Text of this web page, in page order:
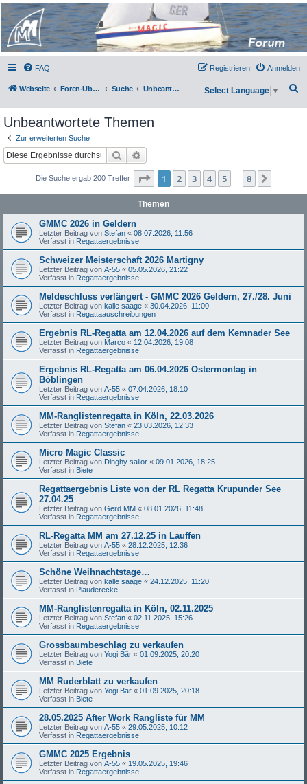
Micro Magic Forum
Deutschland
FAQ Anmelden
Registrieren
Webseite Foren-Übersicht Suche Unbeantwortete Themen Select Language ▼
Unbeantwortete Themen
Zur erweiterten Suche
Suche
Die Suche ergab 200 Treffer Seite 1von
1 2 3 4 5 8
Themen
GMMC 2026 in Geldern
Letzter Beitrag von Stefan « 08.07.2026, 11:56
Verfasst in Regattaergebnisse
Schweizer Meisterschaft 2026 Martigny
Letzter Beitrag von A-55 « 05.05.2026, 21:22
Verfasst in Regattaergebnisse
Meldeschluss verlängert - GMMC 2026 Geldern, 27./28. Juni
Letzter Beitrag von kalle saage « 30.04.2026, 11:00
Verfasst in Regattaauschreibungen
Ergebnis RL-Regatta am 12.04.2026 auf dem Kemnader See
Letzter Beitrag von Marco « 12.04.2026, 19:08
Verfasst in Regattaergebnisse
Ergebnis RL-Regatta am 06.04.2026 Ostermontag in
Böblingen
Letzter Beitrag von A-55 « 07.04.2026, 18:10
Verfasst in Regattaergebnisse
MM-Ranglistenregatta in Köln, 22.03.2026
Letzter Beitrag von Stefan « 23.03.2026, 12:33
Verfasst in Regattaergebnisse
Micro Magic Classic
Letzter Beitrag von Dinghy sailor « 09.01.2026, 18:25
Verfasst in Biete
Regattaergebnis Liste von der RL Regatta Krupunder See
27.04.25
Letzter Beitrag von Gerd MM « 08.01.2026, 11:48
Verfasst in Regattaergebnisse
RL-Regatta MM am 27.12.25 in Lauffen
Letzter Beitrag von A-55 « 28.12.2025, 12:36
Verfasst in Regattaergebnisse
Schöne Weihnachtstage…
Letzter Beitrag von kalle saage « 24.12.2025, 11:20
Verfasst in Plauderecke
MM-Ranglistenregatta in Köln, 02.11.2025
Letzter Beitrag von Stefan « 02.11.2025, 15:26
Verfasst in Regattaergebnisse
Grossbaumbeschlag zu verkaufen
Letzter Beitrag von Yogi Bär « 01.09.2025, 20:20
Verfasst in Biete
MM Ruderblatt zu verkaufen
Letzter Beitrag von Yogi Bär « 01.09.2025, 20:18
Verfasst in Biete
28.05.2025 After Work Rangliste für MM
Letzter Beitrag von A-55 « 29.05.2025, 10:12
Verfasst in Regattaergebnisse
GMMC 2025 Ergebnis
Letzter Beitrag von A-55 « 19.05.2025, 19:46
Verfasst in Regattaergebnisse